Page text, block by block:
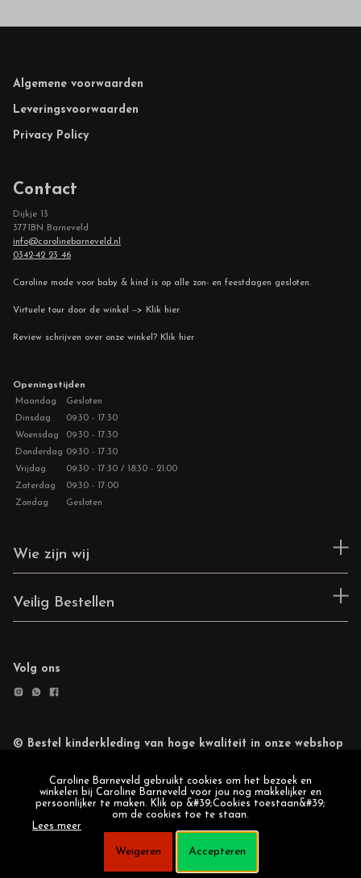
Footer
Algemene voorwaarden
Leveringsvoorwaarden
Privacy Policy
Contact
Dijkje 13
3771BN Barneveld
info@carolinebarneveld.nl
0342-42 23 46
Caroline mode voor baby & kind is op alle zon- en feestdagen gesloten.
Virtuele tour door de winkel --> Klik hier
Review schrijven over onze winkel? Klik hier
Openingstijden
Maandag
Gesloten
Dinsdag
09:30 - 17:30
Woensdag
09:30 - 17:30
Donderdag 09:30 - 17:30
Vrijdag
09:30 - 17:30 / 18:30 - 21:00
Zaterdag
09:30 - 17:00
Zondag
Gesloten
Wie zijn wij
Veilig Bestellen
Volg ons
© Bestel kinderkleding van hoge kwaliteit in onze webshop
Caroline Barneveld gebruikt cookies om het bezoek en
winkelen bij Caroline Barneveld voor jou nog makkelijker en
persoonlijker te maken. Klik op &#39;Cookies toestaan&#39;
om de cookies toe te staan.
Lees meer
Weigeren Accepteren